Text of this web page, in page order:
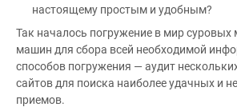
настоящему простым и удобным?
Так началось погружение в мир
машин для сбора всей необходимой
способов погружения — аудит
сайтов для поиска наиболее удачных и
приемов.